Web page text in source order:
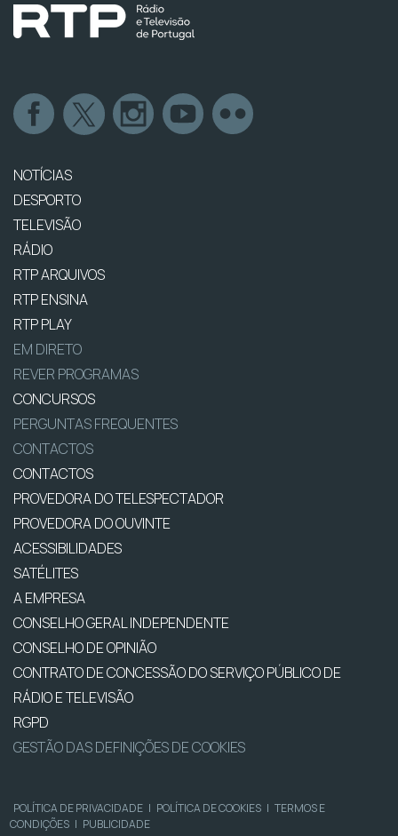
NOTÍCIAS
DESPORTO
TELEVISÃO
RÁDIO
RTP ARQUIVOS
RTP ENSINA
RTP PLAY
EM DIRETO
REVER PROGRAMAS
CONCURSOS
PERGUNTAS FREQUENTES
CONTACTOS
CONTACTOS
PROVEDORA DO TELESPECTADOR
PROVEDORA DO OUVINTE
ACESSIBILIDADES
SATÉLITES
A EMPRESA
CONSELHO GERAL INDEPENDENTE
CONSELHO DE OPINIÃO
CONTRATO DE CONCESSÃO DO SERVIÇO PÚBLICO DE
RÁDIO E TELEVISÃO
RGPD
GESTÃO DAS DEFINIÇÕES DE COOKIES
POLÍTICA DE PRIVACIDADE | POLÍTICA DE COOKIES | TERMOS E
CONDIÇÕES | PUBLICIDADE